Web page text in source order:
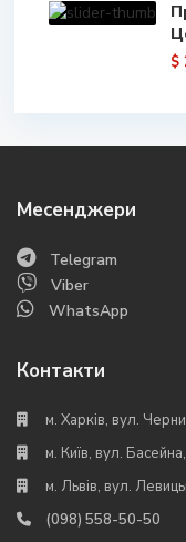
$
Месенджери
Telegram
Viber
WhatsApp
Контакти
м. Харків, вул.
м. Київ, вул.
м. Львів, вул.
(098) 558-50-50